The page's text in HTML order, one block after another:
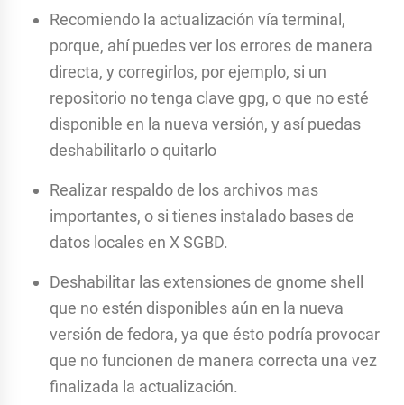
Recomiendo la actualización vía terminal,
porque, ahí puedes ver los errores de manera
directa, y corregirlos, por ejemplo, si un
repositorio no tenga clave gpg, o que no esté
disponible en la nueva versión, y así puedas
deshabilitarlo o quitarlo
Realizar respaldo de los archivos mas
importantes, o si tienes instalado bases de
datos locales en X SGBD.
Deshabilitar las extensiones de gnome shell
que no estén disponibles aún en la nueva
versión de fedora, ya que ésto podría provocar
que no funcionen de manera correcta una vez
finalizada la actualización.